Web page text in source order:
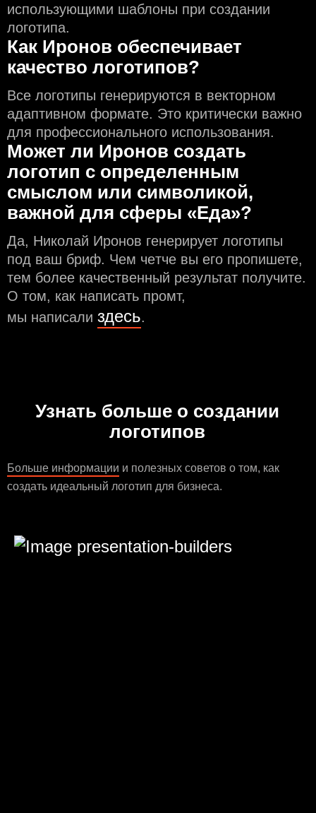
использующими шаблоны при создании
логотипа.
Как Иронов обеспечивает
качество логотипов?
Все логотипы генерируются в векторном
адаптивном формате. Это критически важно
для профессионального использования.
Может ли Иронов создать
логотип с определeнным
смыслом или символикой,
важной для сферы «Еда»?
Да, Николай Иронов генерирует логотипы
под ваш бриф. Чем чeтче вы его пропишете,
тем более качественный результат получите.
О том, как написать промт,
мы написали здесь.
Узнать больше о создании
логотипов
Больше информации и полезных советов о том, как
создать идеальный логотип для бизнеса.